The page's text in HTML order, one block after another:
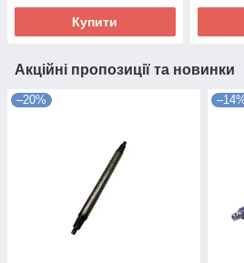
Купити
Акційні пропозиції та новинки
–20%